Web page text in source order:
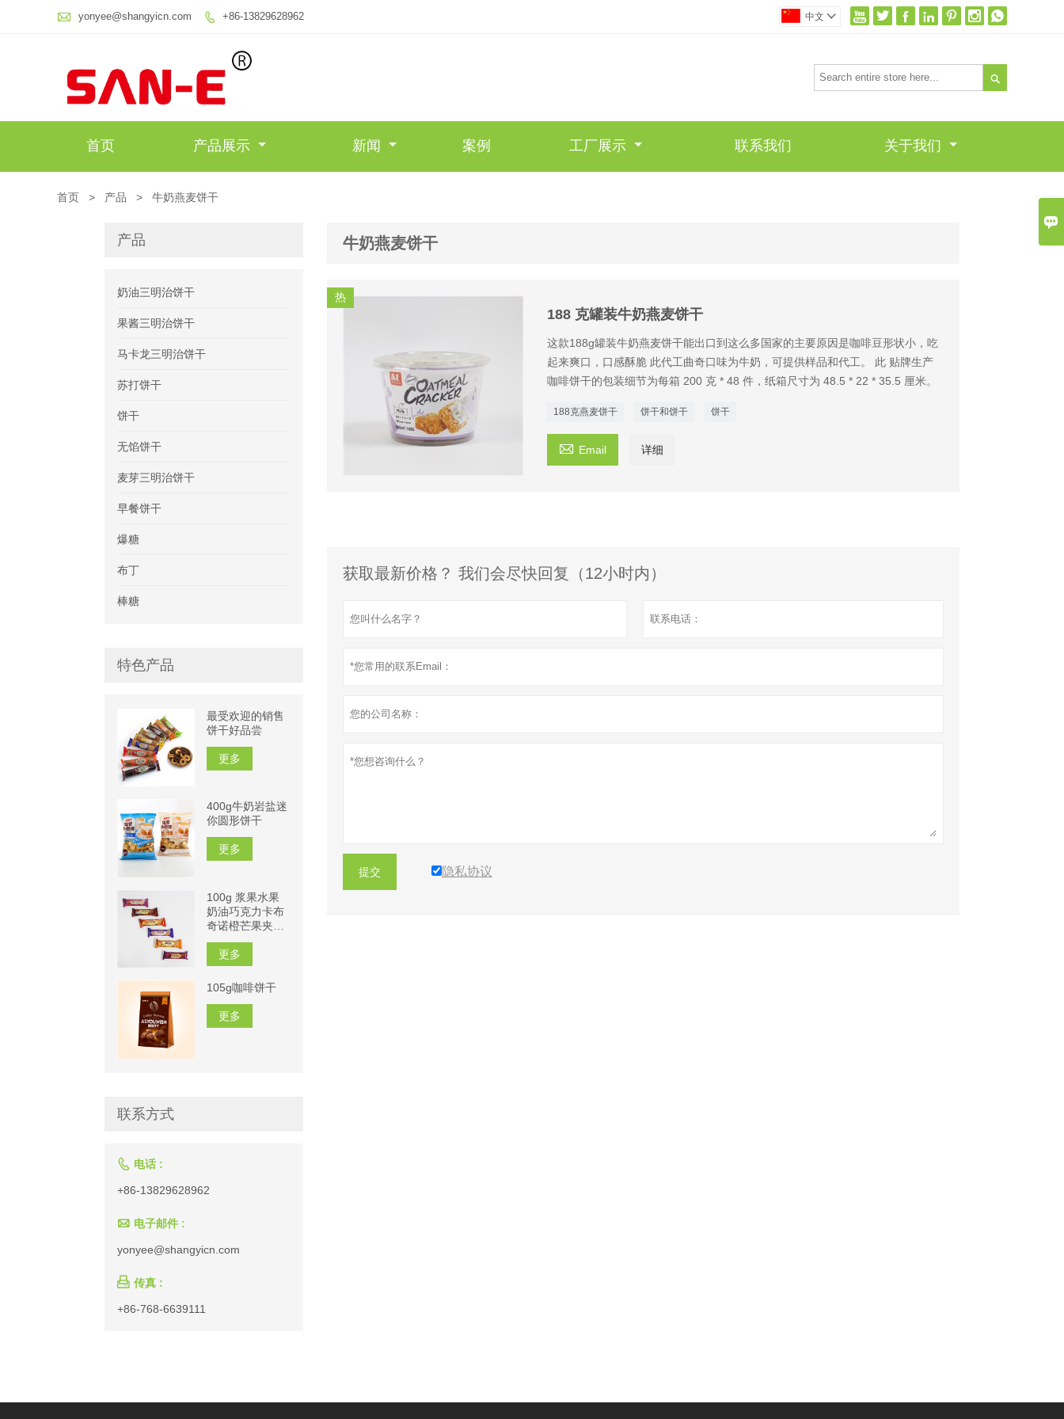

 yonyee@shangyicn.com  +86-13829628962       
中文 

首页 产品展示 新闻 案例 工厂展示 联系我们 关于我们
首页 > 产品 > 牛奶燕麦饼干
牛奶燕麦饼干
热
188 克罐装牛奶燕麦饼干
这款188g罐装牛奶燕麦饼干能出口到这么多国家的主要原因是咖啡豆形状小，吃
起来爽口，口感酥脆 此代工曲奇口味为牛奶，可提供样品和代工。 此 贴牌生产
咖啡饼干的包装细节为每箱 200 克 * 48 件，纸箱尺寸为 48.5 * 22 * 35.5 厘米。
188克燕麦饼干 饼干和饼干 饼干
 Email 详细
获取最新价格？ 我们会尽快回复（12小时内）
提交 隐私协议
产品
奶油三明治饼干
果酱三明治饼干
马卡龙三明治饼干
苏打饼干
饼干
无馅饼干
麦芽三明治饼干
早餐饼干
爆糖
布丁
棒糖
特色产品
最受欢迎的销售
饼干好品尝
更多
400g牛奶岩盐迷
你圆形饼干
更多
100g 浆果水果
奶油巧克力卡布
奇诺橙芒果夹心
饼干
更多
105g咖啡饼干
更多
联系方式
 电话 :
+86-13829628962
 电子邮件 :
yonyee@shangyicn.com
 传真 :
+86-768-6639111